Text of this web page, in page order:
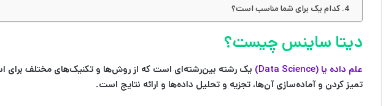
کدام یک برای شما مناسب است؟
دیتا ساینس چیست؟
علم داده یا (Data Science)
یک رشته بین‌رشته‌ای است که از روش‌ها و تکنیک‌های مختلف برای
تمیز کردن و آماده‌سازی آن‌ها، تجزیه و تحلیل داده‌ها و ارائه نتایج است.